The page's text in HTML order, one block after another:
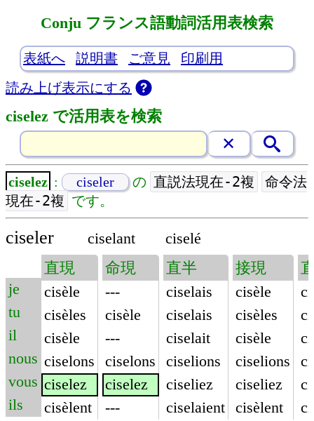
Conju フランス語動詞活用表検索
表紙へ 説明書 ご意見
印刷用
読み上げ表示にする
ciselez で活用表を検索
ciselez : ciseler の 直説法現在-2複
命令法
現在-2複 です。
ciseler ciselant ciselé
je
tu
il
nous
vous
ils
直現
cisèle
cisèles
cisèle
ciselons
ciselez
cisèlent
命現
---
cisèle
---
ciselons
ciselez
---
直半
ciselais
ciselais
ciselait
ciselions
ciseliez
ciselaient
接現
cisèle
cisèles
cisèle
ciselions
ciseliez
cisèlent